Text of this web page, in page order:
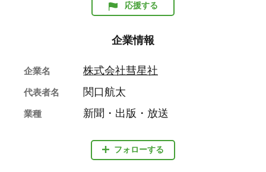
応援する
企業情報
フォローする
企業名 株式会社彗星社
代表者名 関口航太
業種 新聞・出版・放送